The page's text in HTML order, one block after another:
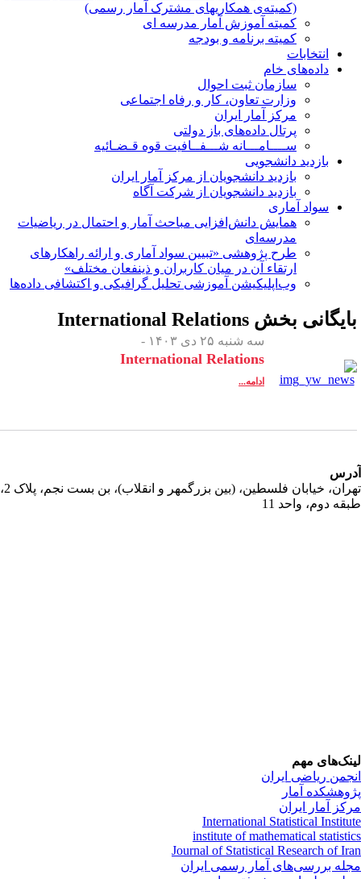
(کمیته‌ی همکاریهای مشترک آمار رسمی)
کمیته آموزش آمار مدرسه ای
کمیته برنامه و بودجه
انتخابات
داده‌های خام
سازمان ثبت احوال
وزارت تعاون، کار و رفاه اجتماعی
مرکز آمار ایران
پرتال داده‌های باز دولتی
ســــامـــانه شـــفــافیت قوه قـضـائیه
بازدید دانشجویی
بازدید دانشجویان از مرکز آمار ایران
بازدید دانشجویان از شرکت آگاه
سواد آماری
همایش دانش‌افزایی مباحث آمار و احتمال در ریاضیات
مدرسه‌ای
طرح پژوهشی «تبیین سواد آماری و ارائه راهکارهای
ارتقاء آن در میان کاربران و ذینفعان مختلف»
وب‌اپلیکیشن آموزشی تحلیل گرافیکی و اکتشافی داده‌ها
بخشInternational Relations
سه شنبه ۲۵ دی ۱۴۰۳ -
International Relations
ادامه...
تهران، خیابان فلسطین، (بین بزرگمهر و انقلاب)، بن بست نجم، پلاک 2،
دوم، واحد 11
مهم
ریاضی ایران
آمار
آمار ایران
International Statistical
institute of mathematical
Journal of Statistical Research of
بررسی‌های آمار رسمی ایران